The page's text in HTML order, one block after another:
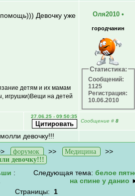
Девочку уже
детям и их мамам
игрушки)Вещи на детей
Оля2010 •
городчанин
Статистика:
Сообщений:
1125
Регистрация:
10.06.2010
27.06.25 - 09:50:35
Сообщение # 8
девочку!!!
форумок >> Медицина >>
девочку!!!
:
Следующая тема: белое
на спине у данио
Страницы: 1